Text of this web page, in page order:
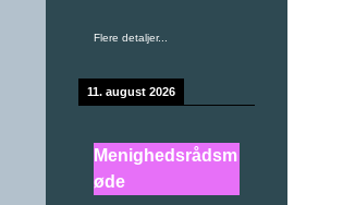
Flere detaljer...
11. august 2026
Menighedsrådsm
øde